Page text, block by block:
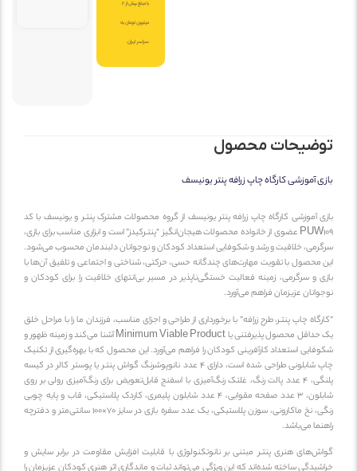
محصول
آموزشی کارگاه چاپ زرافه پنتر یونیسف
آموزشی کارگاه چاپ زرافه پنتر یونیسف از گروه محصولات مشترک پنتـر و یونیسف با کد
PUW109 عضوی از خانواده محصولات هیجان‌انگیز “پنتـرکیدز” است و ابزاری مناسب برای بازی،
خلاقیت و رشد و شکوفایی استعداد کودکان و نوجوانان دلبندمان محسوب می‌شود.
محصول با تقویت مهارت‌های چندگانه حسی، حرکتی، شناختی و اجتماعی و تلفیق آن‌ها با
و سرگرمی، زمینه فعالیت خستگی‌ناپذیر در مسیر بی‌انتهای خلاقیت را برای کودکان و
عزیزمان فراهم می‌آورد.
چاپ پنتـر، طرح زرافه” با برخورداری از طراحی و اجزای مناسب، فرزندان ما را با مراحل خلق
یک حداقل محصول پذیرفتنی یا Minimum Viable Product آشنا می‌کند و زمینه ظهور و
استعداد کارآفرینی کودکان را فراهم می‌آورد. این محصول که با بهره‌گیری از تکنیک
چاپ شابلونی طراحی شده است، دارای 4 عدد نانوپوشرنگ گواش پنتـر یا پوستر کالر در کیسه
پلنگی، 4 عدد پالت رنگ، غلتک رنگ‌آمیزی با اسفنج قابل‌تعویض برای رنگ‌آمیزی رولی بر روی
شابلون، 3 عدد صفحه مقوایی، 4 عدد شابلون پلیمری، کاردک پلاستیکی، قاب و پایه چوبی
رنگی، نخ ماکارونی، سوزن پلاستیکی، یک عدد سفره بازی در سایز 70×100 سانتی‌متر و دفترچه
می‌باشد.
هنری پنتـر مبتنی بر نانوتکنولوژی با قابلیت افزایش مقاومت در برابر سایش و